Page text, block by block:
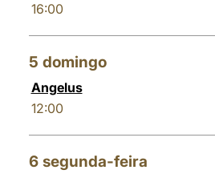
16:00
5 domingo
Angelus
12:00
6 segunda-feira